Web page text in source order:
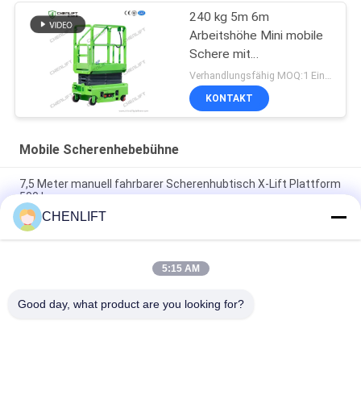
240 kg 5m 6m
Arbeitshöhe Mini mobile
Schere mit
Erweiterungsplattform
Verhandlungsfähig MOQ:1 Einheit
KONTAKT
Mobile Scherenhebebühne
7,5 Meter manuell fahrbarer Scherenhubtisch X-Lift Plattform
500 kg
14M kleiner elektrischer Scherenhubtisch mit motorisiertem
Gerät, Tragfähigkeit 450 kg
Mini-Handhubarbeitsbühne 3,9 Meter mit rutschfester
CHENLIFT
5:15 AM
Good day, what product are you looking for?